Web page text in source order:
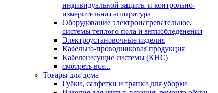
индивидуальной защиты и контрольно-
измерительная аппаратура
Оборудование электронагревательное,
системы теплого пола и антиобледенения
Электроустановочные изделия
Кабельно-проводниковая продукция
Кабеленесущие системы (КНС)
смотреть все...
Товары для дома
Губки, салфетки и тряпки для уборки